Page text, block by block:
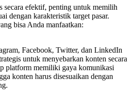
secara efektif, penting untuk memilih
dengan karakteristik target pasar.
bisa Anda manfaatkan:
Facebook, Twitter, dan LinkedIn
untuk menyebarkan konten secara
platform memiliki gaya komunikasi
konten harus disesuaikan dengan